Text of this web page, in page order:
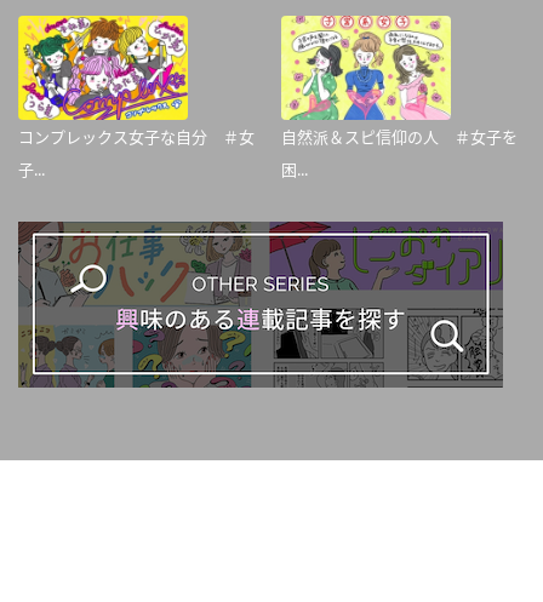
コンプレックス女子な自分 ＃女
子...
自然派＆スピ信仰の人 ＃女子を
困...